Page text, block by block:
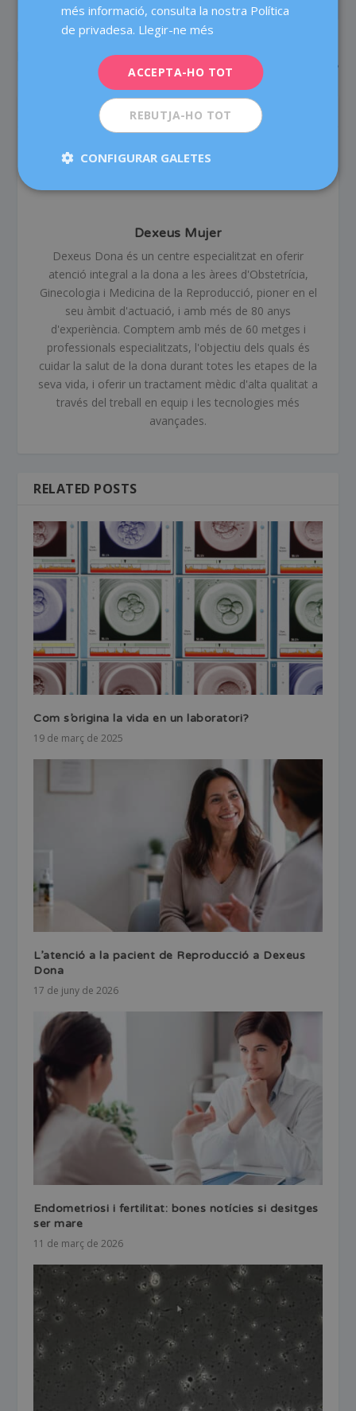
PREVIOUS
Revisió del sòl pelvià
postpart: per què cal fer-la
Programa per a dones amb
discapacitat?
SOBRE L'AUTOR
Dexeus Mujer
Dexeus Dona és un centre especialitzat en oferir
atenció integral a la dona a les àrees d'Obstetrícia,
Ginecologia i Medicina de la Reproducció, pioner en el
seu àmbit d'actuació, i amb més de 80 anys
d'experiència. Comptem amb més de 60 metges i
professionals especialitzats, l'objectiu dels quals és
cuidar la salut de la dona durant totes les etapes de la
seva vida, i oferir un tractament mèdic d'alta qualitat a
través del treball en equip i les tecnologies més
avançades.
RELATED POSTS
Com s’origina la vida en un laboratori?
19 de març de 2025
L’atenció a la pacient de Reproducció a Dexeus
Dona
17 de juny de 2026
Endometriosi i fertilitat: bones notícies si desitges
ser mare
11 de març de 2026
més informació, consulta la nostra Política
de privadesa. Llegir-ne més
ACCEPTA-HO TOT
REBUTJA-HO TOT
CONFIGURAR GALETES